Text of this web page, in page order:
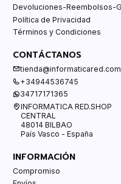
Devoluciones-Reembolsos-
Política de Privacidad
Términos y Condiciones
CONTÁCTANOS
tienda@informaticared.com
+34944536745
34717171365
INFORMATICA RED.SHOP
CENTRAL
48014 BILBAO
País Vasco - España
INFORMACIÓN
Compromiso